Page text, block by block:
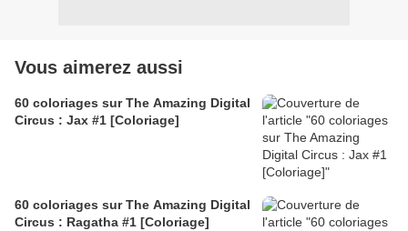
Vous aimerez aussi
60 coloriages sur The Amazing Digital
Circus : Jax #1 [Coloriage]
60 coloriages sur The Amazing Digital
Circus : Ragatha #1 [Coloriage]